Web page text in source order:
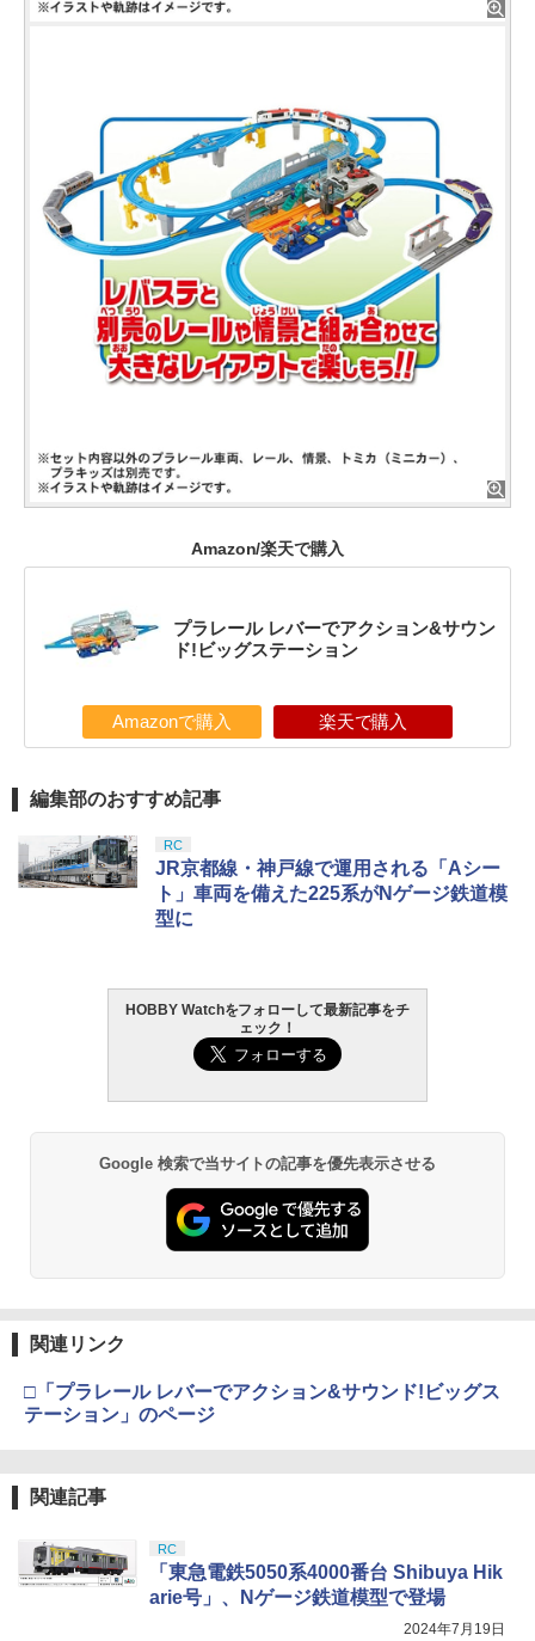
Amazon/楽天で購入
プラレール レバーでアクション&サウン
ド!ビッグステーション
Amazonで購入 楽天で購入
編集部のおすすめ記事
RC
JR京都線・神戸線で運用される「Aシー
ト」車両を備えた225系がNゲージ鉄道模
型に
HOBBY Watchをフォローして最新記事をチ
ェック！
Google 検索で当サイトの記事を優先表示させる
関連リンク
□「プラレール レバーでアクション&サウンド!ビッグス
テーション」のページ
関連記事
RC
「東急電鉄5050系4000番台 Shibuya Hik
arie号」、Nゲージ鉄道模型で登場
2024年7月19日